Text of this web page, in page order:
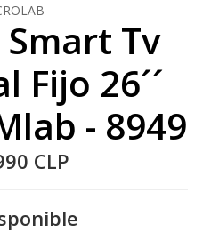
Tv
Fijo 26´´
- 8949
CLP